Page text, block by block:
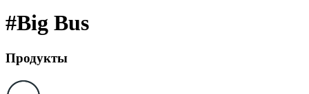
#Big Bus
Продукты